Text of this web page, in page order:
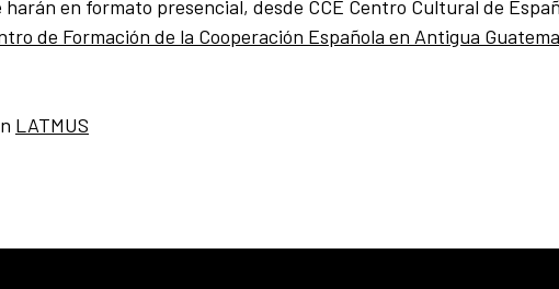
en formato presencial, desde CCE Centro Cultural de
de Formación de la Cooperación Española en Antigua
LATMUS